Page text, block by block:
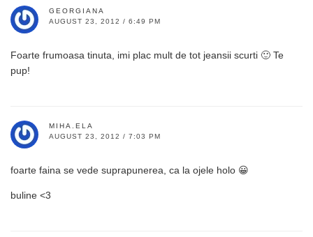
GEORGIANA
AUGUST 23, 2012 / 6:49 PM
Foarte frumoasa tinuta, imi plac mult de tot jeansii scurti 🙂 Te
pup!
MIHA.ELA
AUGUST 23, 2012 / 7:03 PM
foarte faina se vede suprapunerea, ca la ojele holo 😀
buline <3